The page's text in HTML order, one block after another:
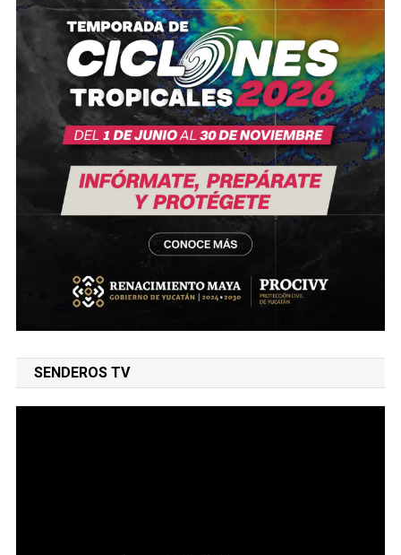
SENDEROS TV